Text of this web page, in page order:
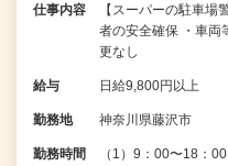
仕事内容
【スーパーの駐車
者の安全確保 ・車両
更なし
給与 日給9,800円以上
勤務地 神奈川県藤沢市
勤務時間
（1）9：00〜18：